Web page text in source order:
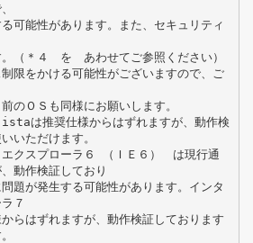
可能性があります。また、セキュリティ
。（＊４ を あわせてご参照ください）
限をかける可能性がございますので、ご
のＯＳも同様にお願いします。
は推奨仕様からはずれますが、動作検
いただけます。
クスプローラ６ （ＩＥ６） は現行通
動作検証しており
題が発生する可能性があります。インタ
７
らはずれますが、動作検証しております